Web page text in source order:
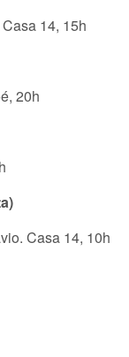
14, 15h
20h
Casa 14, 10h